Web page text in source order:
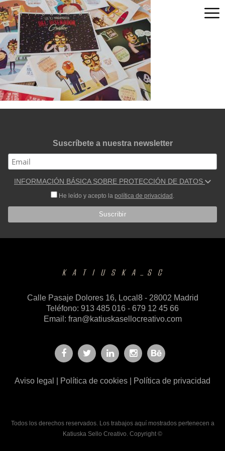
Suscríbete a nuestra newsletter
INFORMACIÓN BÁSICA SOBRE PROTECCIÓN DE DATOS
He leído y acepto la política de privacidad .
Calle Pasaje Dolores 16, Local8 - 28002 Madrid
Teléfono: 913 485 016 - 679 12 45 66
Email: fran@katiuskasellocreativo.com
Aviso legal Política de cookies Política de privacidad
Todos los derechos reservados. Los trabajos aquí mostrados pertenecen a
Katiuska Sello Creativo. Copyright ©